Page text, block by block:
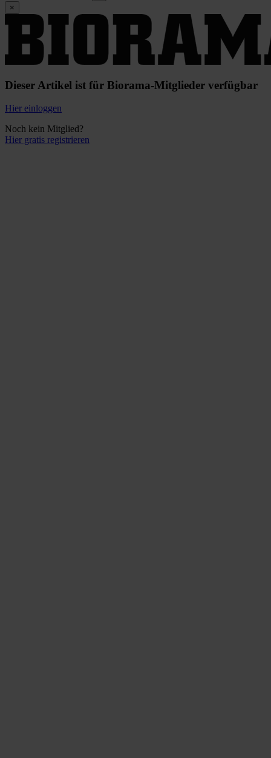
×
Dieser Artikel ist für Biorama-Mitglieder verfügbar
Hier einloggen
Noch kein Mitglied?
Hier gratis registrieren